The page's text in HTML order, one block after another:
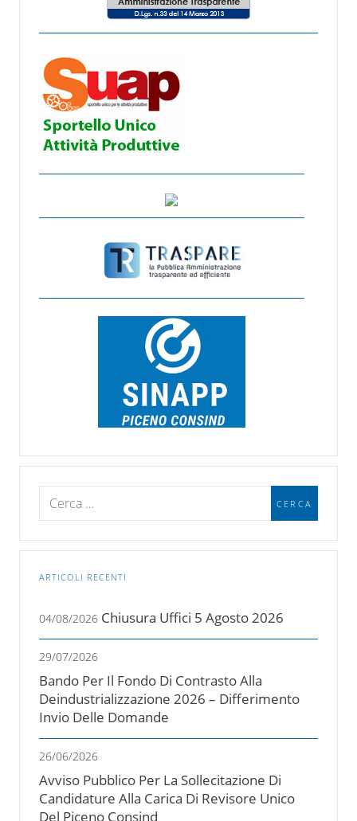
ARTICOLI RECENTI
04/08/2026 Chiusura Uffici 5 Agosto 2026
29/07/2026
Bando Per Il Fondo Di Contrasto Alla
Deindustrializzazione 2026 – Differimento
Invio Delle Domande
26/06/2026
Avviso Pubblico Per La Sollecitazione Di
Candidature Alla Carica Di Revisore Unico
Del Piceno Consind